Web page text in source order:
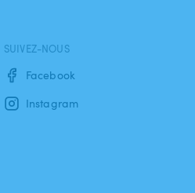
SUIVEZ-NOUS
Facebook
Instagram